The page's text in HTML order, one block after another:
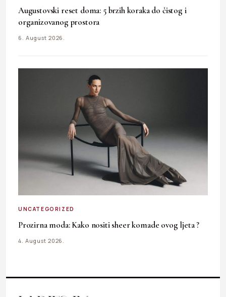
Augustovski reset doma: 5 brzih koraka do čistog i
organizovanog prostora
6. August 2026.
UNCATEGORIZED
Prozirna moda: Kako nositi sheer komade ovog ljeta ?
4. August 2026.